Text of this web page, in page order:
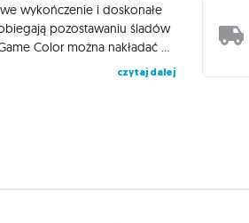
wykończenie i doskonałe
pozostawaniu śladów
czytaj dalej